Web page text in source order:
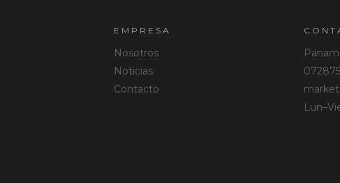
EMPRESA
Nosotros
Noticias
Contacto